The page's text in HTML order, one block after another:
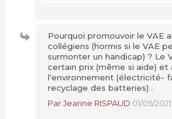
Pourquoi promouvoir le VAE
collégiens (hormis si le VAE
surmonter un handicap) ? Le
certain prix (même si aide) et
l'environnement (électricité-
recyclage des batteries) .
Par Jeanne RISPAUD 01/05/